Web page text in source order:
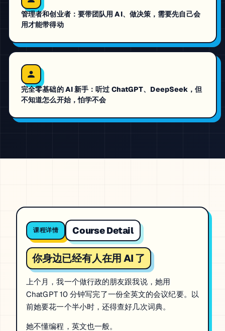
管理者和创业者：要带团队用 AI、做决策，需要先自己会
用才能带得动
完全零基础的 AI 新手：听过 ChatGPT、DeepSeek，但
不知道怎么开始，怕学不会
课程详情 Course Detail
你身边已经有人在用 AI 了
上个月，我一个做行政的朋友跟我说，她用
ChatGPT 10 分钟写完了一份全英文的会议纪要。以
前她要花一个半小时，还得查好几次词典。
她不懂编程，英文也一般。